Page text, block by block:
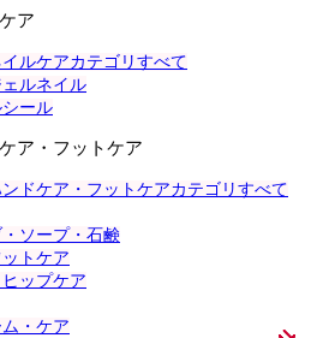
ア
ルケアカテゴリすべて
ルネイル
ール
ア・フットケア
ドケア・フットケアカテゴリすべて
ソープ・石鹸
トケア
ップケア
・ケア